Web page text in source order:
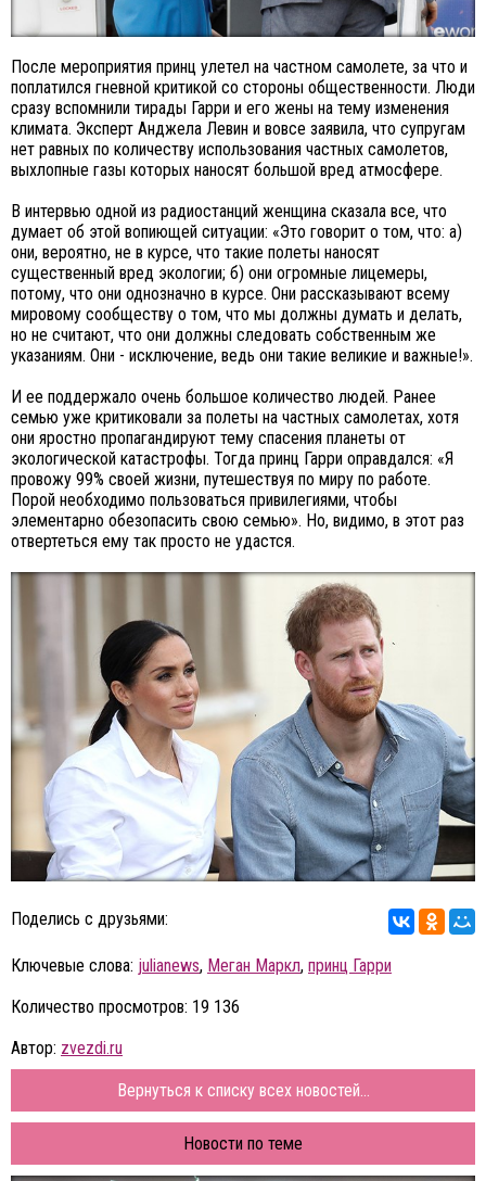
После мероприятия принц улетел на частном самолете, за что и
поплатился гневной критикой со стороны общественности. Люди
сразу вспомнили тирады Гарри и его жены на тему изменения
климата. Эксперт Анджела Левин и вовсе заявила, что супругам
нет равных по количеству использования частных самолетов,
выхлопные газы которых наносят большой вред атмосфере.
В интервью одной из радиостанций женщина сказала все, что
думает об этой вопиющей ситуации: «Это говорит о том, что: а)
они, вероятно, не в курсе, что такие полеты наносят
существенный вред экологии; б) они огромные лицемеры,
потому, что они однозначно в курсе. Они рассказывают всему
мировому сообществу о том, что мы должны думать и делать,
но не считают, что они должны следовать собственным же
указаниям. Они - исключение, ведь они такие великие и важные!».
И ее поддержало очень большое количество людей. Ранее
семью уже критиковали за полеты на частных самолетах, хотя
они яростно пропагандируют тему спасения планеты от
экологической катастрофы. Тогда принц Гарри оправдался: «Я
провожу 99% своей жизни, путешествуя по миру по работе.
Порой необходимо пользоваться привилегиями, чтобы
элементарно обезопасить свою семью». Но, видимо, в этот раз
отвертеться ему так просто не удастся.
Поделись с друзьями:
Ключевые слова: julianews, Меган Маркл, принц Гарри
Количество просмотров: 19 136
Автор: zvezdi.ru
Вернуться к списку всех новостей...
Новости по теме